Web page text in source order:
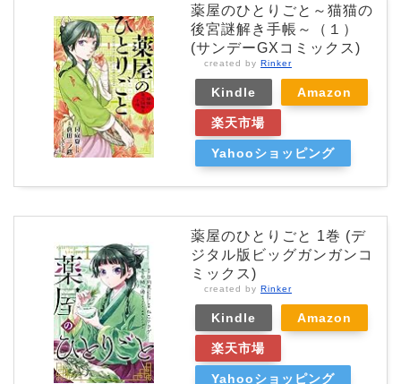
薬屋のひとりごと～猫猫の
後宮謎解き手帳～（１）
(サンデーGXコミックス)
created by Rinker
Kindle Amazon
楽天市場
Yahooショッピング
薬屋のひとりごと 1巻 (デ
ジタル版ビッグガンガンコ
ミックス)
created by Rinker
Kindle Amazon
楽天市場
Yahooショッピング